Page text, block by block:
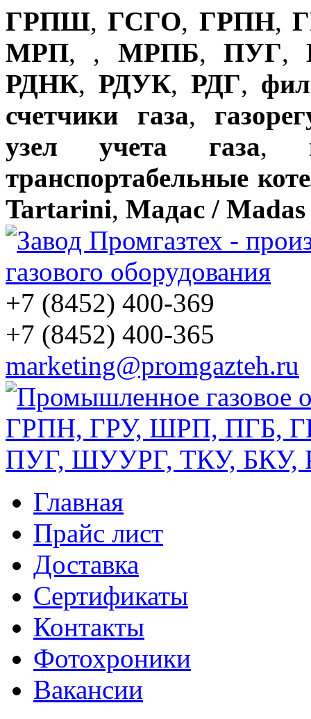
ГРПШ,ГСГО, ГРПН,
МРП, , МРПБ, ПУГ,
РДНК, РДУК, РДГ,
счетчики газа,
узел учета газа,
транспортабельные
Tartarini, Мадас / Madas
+7 (8452) 400-369
+7 (8452) 400-365
marketing@promgazteh.ru
Главная
Прайс лист
Доставка
Сертификаты
Контакты
Фотохроники
Вакансии